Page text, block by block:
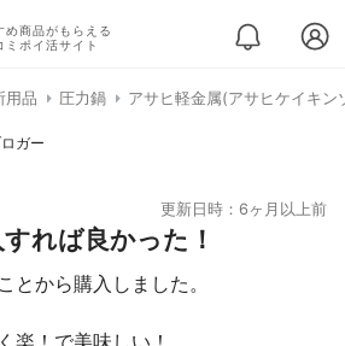
め商品がもらえる
ミポイ活サイト
用品 圧力鍋 アサヒ軽金属(アサヒケイキン
ガー
更新日時：6ヶ月以上前
れば良かった！
とから購入しました。
楽！で美味しい！